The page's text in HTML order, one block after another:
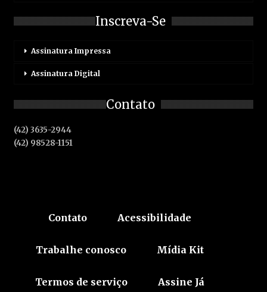
Inscreva-Se
Assinatura Impressa
Assinatura Digital
Contato
(42) 3635-2944
(42) 98528-1151
Contato Acessibilidade
Trabalhe conosco Mídia Kit
Termos de serviço Assine Já